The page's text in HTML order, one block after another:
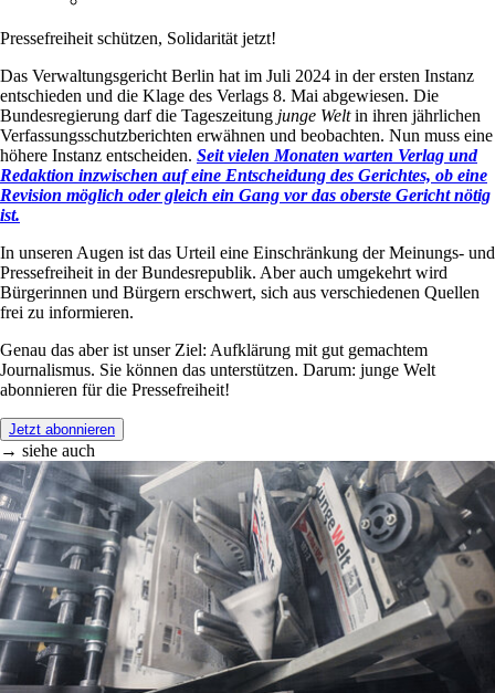
Pressefreiheit schützen, Solidarität jetzt!
Das Verwaltungsgericht Berlin hat im Juli 2024 in der ersten Instanz
entschieden und die Klage des Verlags 8. Mai abgewiesen. Die
Bundesregierung darf die Tageszeitung junge Weltin ihren jährlichen
Verfassungsschutzberichten erwähnen und beobachten. Nun muss eine
höhere Instanz entscheiden. Seit vielen Monaten warten Verlag und
Redaktion inzwischen auf eine Entscheidung des Gerichtes, ob eine
Revision möglich oder gleich ein Gang vor das oberste Gericht nötig
ist.
In unseren Augen ist das Urteil eine Einschränkung der Meinungs- und
Pressefreiheit in der Bundesrepublik. Aber auch umgekehrt wird
Bürgerinnen und Bürgern erschwert, sich aus verschiedenen Quellen
frei zu informieren.
Genau das aber ist unser Ziel: Aufklärung mit gut gemachtem
Journalismus. Sie können das unterstützen. Darum: junge Welt
abonnieren für die Pressefreiheit!
Jetzt abonnieren
→ siehe auch